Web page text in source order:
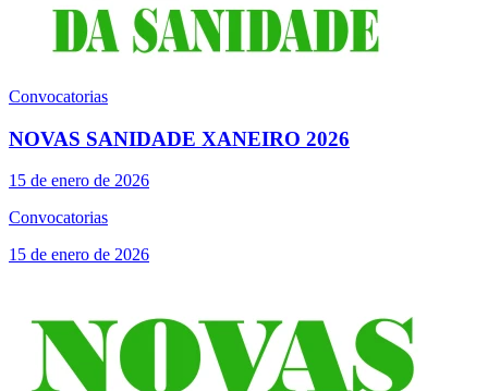
Convocatorias
NOVAS SANIDADE XANEIRO 2026
15 de enero de 2026
Convocatorias
15 de enero de 2026